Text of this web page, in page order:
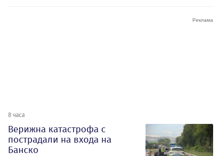
8 часа
Верижна катастрофа с
пострадали на входа на
Банско